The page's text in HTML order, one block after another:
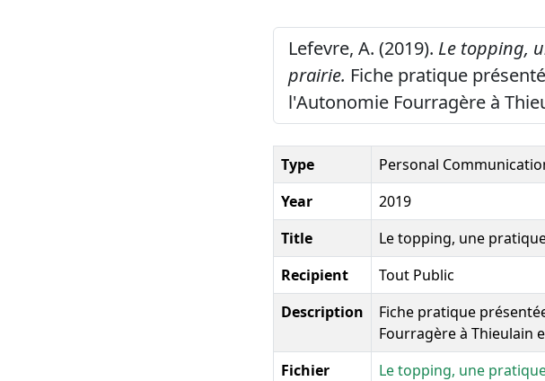
Lefevre, A. (2019). Le topping,
prairie. Fiche pratique
l'Autonomie Fourragère à
Type
Personal
Year
2019
Title
Le topping, une
Recipient
Tout Public
Description
Fiche pratique
Fourragère à Thieulain
Fichier
Le topping, une